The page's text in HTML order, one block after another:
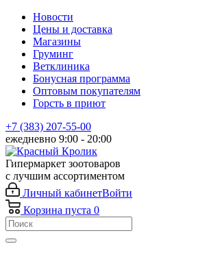
Новости
Цены и доставка
Магазины
Груминг
Ветклиника
Бонусная программа
Оптовым покупателям
Горсть в приют
+7 (383) 207-55-00
ежедневно 9:00 - 20:00
Гипермаркет зоотоваров
с лучшим ассортиментом
Личный кабинетВойти
Корзина пуста 0